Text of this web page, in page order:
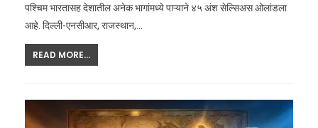
पश्चिम भारतासह देशातील अनेक भागांमध्ये पाऱ्याने ४५ अंश सेल्सिअस ओलांडला
आहे. दिल्ली-एनसीआर, राजस्थान,
READ MORE...